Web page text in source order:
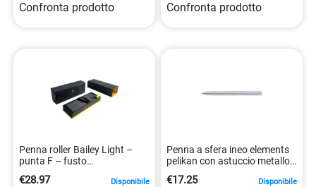
Confronta prodotto Confronta prodotto
Penna roller Bailey Light –
punta F – fusto
€28.97 Disponibile
Penna a sfera ineo elements
pelikan con astuccio metallo
€17.25 Disponibile